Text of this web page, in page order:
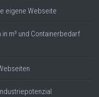
eigene Webseite
m³ und Containerbedarf